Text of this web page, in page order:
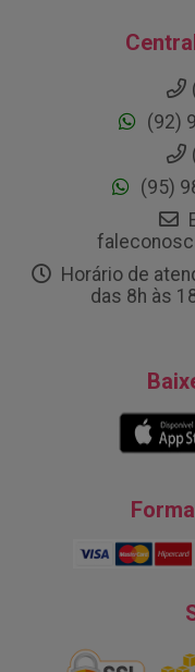
(92)
(95)
Horário de
das 8h às